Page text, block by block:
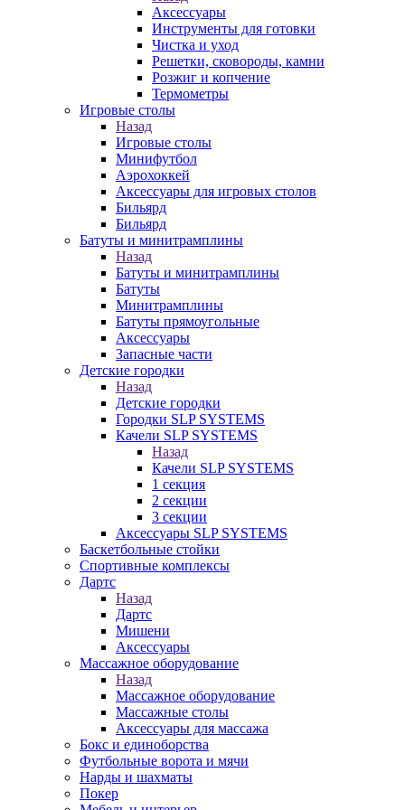
Аксессуары
Инструменты для готовки
Чистка и уход
Решетки, сковороды, камни
Розжиг и копчение
Термометры
Игровые столы
Назад
Игровые столы
Минифутбол
Аэрохоккей
Аксессуары для игровых столов
Бильяpд
Бильяpд
Батуты и минитрамплины
Назад
Батуты и минитрамплины
Батуты
Минитрамплины
Батуты прямоугольные
Аксессуары
Запасные части
Детские городки
Назад
Детские городки
Городки SLP SYSTEMS
Качели SLP SYSTEMS
Назад
Качели SLP SYSTEMS
1 секция
2 секции
3 секции
Аксессуары SLP SYSTEMS
Баскетбольные стойки
Спортивные комплексы
Дартс
Назад
Дартс
Мишени
Аксессуары
Массажное оборудование
Назад
Массажное оборудование
Массажные столы
Аксессуары для массажа
Бокс и единоборства
Футбольные ворота и мячи
Нарды и шахматы
Покер